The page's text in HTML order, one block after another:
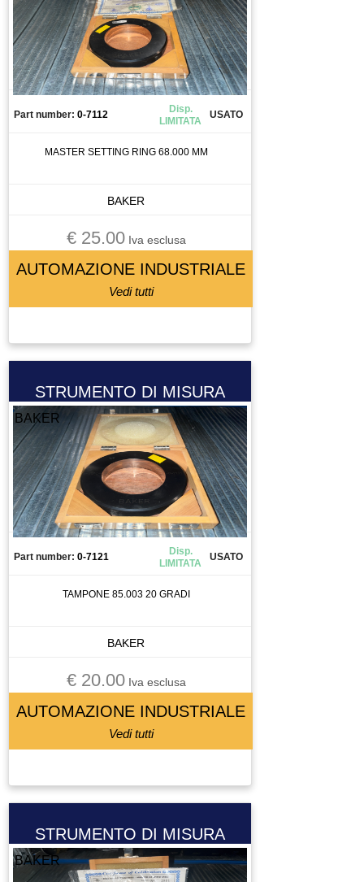
Part number: 0-7112
Disp.
LIMITATA
USATO
MASTER SETTING RING 68.000 MM
BAKER
€ 25.00Iva esclusa
AUTOMAZIONE INDUSTRIALE
Vedi tutti
STRUMENTO DI MISURA
BAKER
Part number: 0-7121
Disp.
LIMITATA
USATO
TAMPONE 85.003 20 GRADI
BAKER
€ 20.00Iva esclusa
AUTOMAZIONE INDUSTRIALE
Vedi tutti
STRUMENTO DI MISURA
BAKER